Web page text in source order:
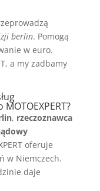
berlin. Pomogą
w euro.
a my zadbamy
, rzeczoznawca
oferuje
w Niemczech.
daje